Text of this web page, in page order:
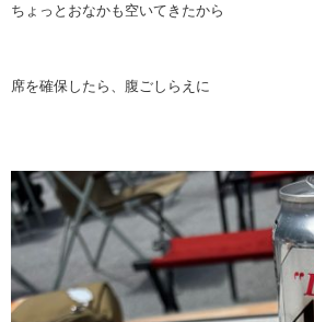
ちょっとおなかも空いてきたから
席を確保したら、腹ごしらえに